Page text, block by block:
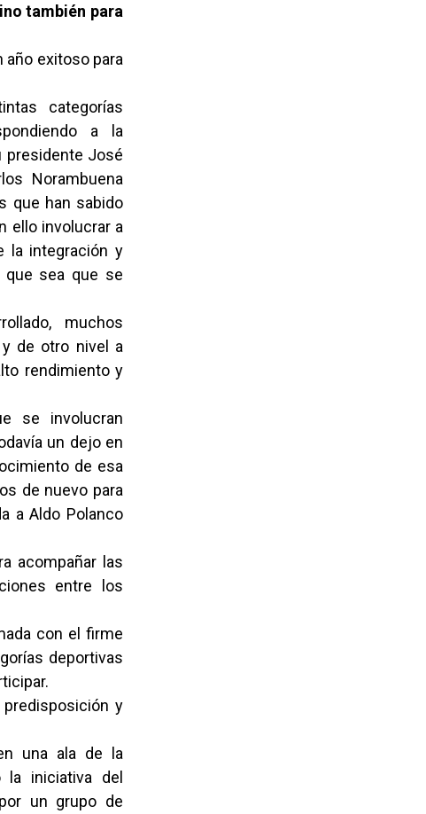
también para
exitoso para
categorías
a la
presidente José
Norambuena
que han sabido
ello involucrar a
la integración y
que sea que se
muchos
de otro nivel a
rendimiento y
se involucran
un dejo en
de esa
de nuevo para
a Aldo Polanco
acompañar las
entre los
con el firme
deportivas
y
una ala de la
la iniciativa del
un grupo de